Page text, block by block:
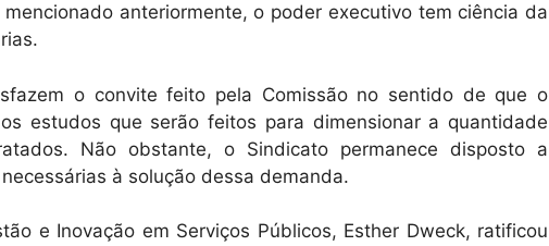
anteriormente, o poder executivo tem ciência da
o convite feito pela Comissão no sentido de que o
estudos que serão feitos para dimensionar a quantidade
Não obstante, o Sindicato permanece disposto a
à solução dessa demanda.
e Inovação em Serviços Públicos, Esther Dweck, ratificou